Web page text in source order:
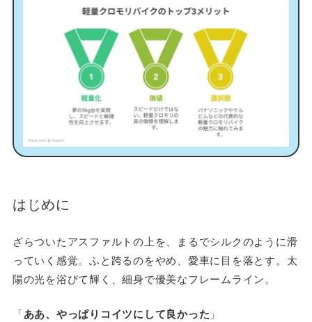
はじめに
ざらついたアスファルトの上を、まるでシルクのように滑
っていく感覚。ふと跨るのをやめ、愛車に目を落とす。太
陽の光を浴びて輝く、細身で優美なフレームライン。
「ああ、やっぱりコイツにして良かった 」